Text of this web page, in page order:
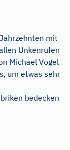
mit
Unkenrufen
Michael Vogel
um etwas sehr
bedecken